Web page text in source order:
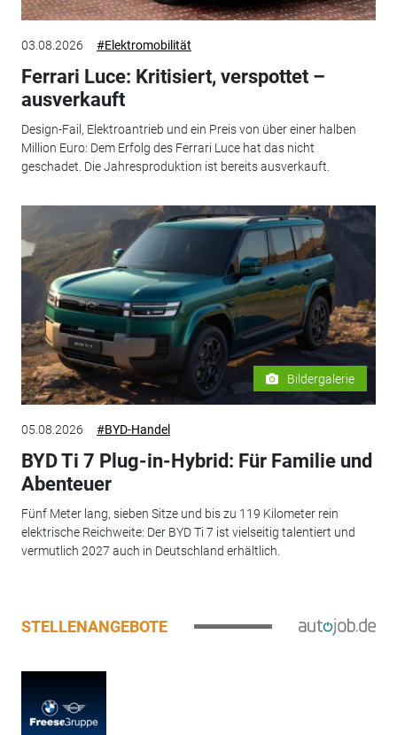
03.08.2026 #Elektromobilität
Ferrari Luce: Kritisiert, verspottet –
ausverkauft
Design-Fail, Elektroantrieb und ein Preis von über einer halben
Million Euro: Dem Erfolg des Ferrari Luce hat das nicht
geschadet. Die Jahresproduktion ist bereits ausverkauft.
Bildergalerie
05.08.2026 #BYD-Handel
BYD Ti 7 Plug-in-Hybrid: Für Familie und
Abenteuer
Fünf Meter lang, sieben Sitze und bis zu 119 Kilometer rein
elektrische Reichweite: Der BYD Ti 7 ist vielseitig talentiert und
vermutlich 2027 auch in Deutschland erhältlich.
STELLENANGEBOTE